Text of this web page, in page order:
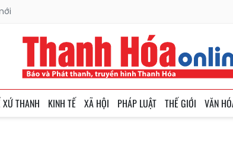
XỨ THANH KINH TẾ XÃ HỘI PHÁP LUẬT THẾ GIỚI VĂN